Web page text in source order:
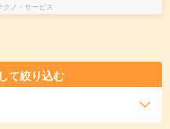
クノ・サービス
て絞り込む